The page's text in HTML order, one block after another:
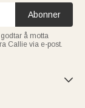
Abonner
å motta
Callie via e-post.
